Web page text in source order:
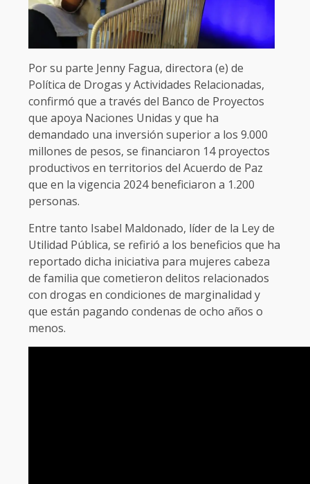
Por su parte Jenny Fagua, directora (e) de
Política de Drogas y Actividades Relacionadas,
confirmó que a través del Banco de Proyectos
que apoya Naciones Unidas y que ha
demandado una inversión superior a los 9.000
millones de pesos, se financiaron 14 proyectos
productivos en territorios del Acuerdo de Paz
que en la vigencia 2024 beneficiaron a 1.200
personas.
Entre tanto Isabel Maldonado, líder de la Ley de
Utilidad Pública, se refirió a los beneficios que ha
reportado dicha iniciativa para mujeres cabeza
de familia que cometieron delitos relacionados
con drogas en condiciones de marginalidad y
que están pagando condenas de ocho años o
menos.